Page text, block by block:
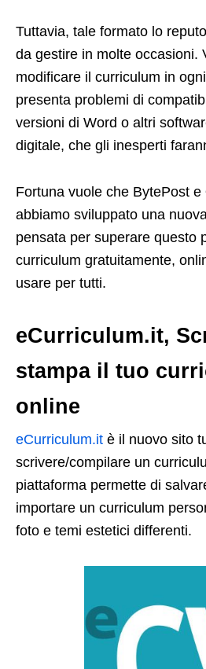
Tuttavia, tale formato lo
da gestire in molte occasioni.
modificare il curriculum in
presenta problemi di
versioni di Word o altri
digitale, che gli inesperti
Fortuna vuole che BytePost e
abbiamo sviluppato una
pensata per superare questo
curriculum gratuitamente,
usare per tutti.
eCurriculum.it,
stampa il tuo
online
eCurriculum.it è il nuovo sito
scrivere/compilare un
piattaforma permette di
importare un curriculum
foto e temi estetici differenti.